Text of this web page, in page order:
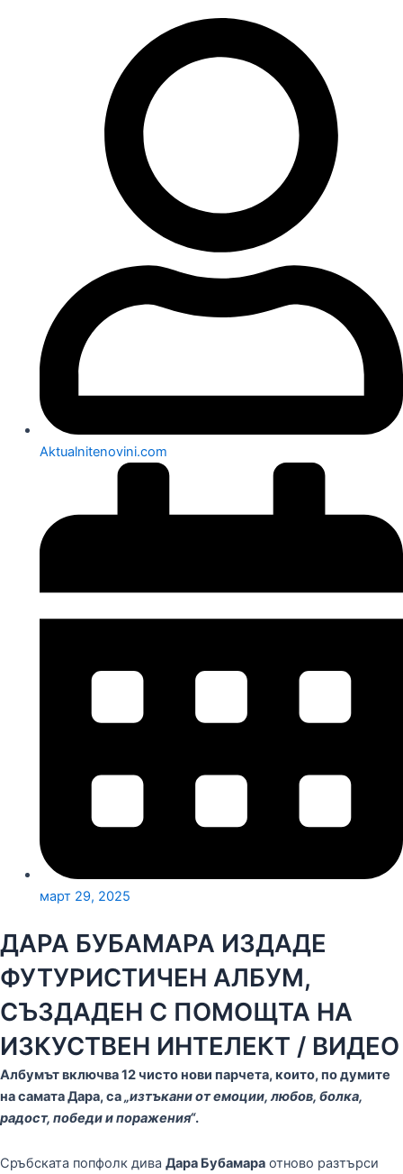
Aktualnitenovini.com
март 29, 2025
ДАРА БУБАМАРА ИЗДАДЕ
ФУТУРИСТИЧЕН АЛБУМ,
СЪЗДАДЕН С ПОМОЩТА НА
ИЗКУСТВЕН ИНТЕЛЕКТ / ВИДЕО
Албумът включва 12 чисто нови парчета, които, по думите
на самата Дара, са„изтъкани от емоции, любов, болка,
радост, победи и поражения“.
Сръбската попфолк дива Дара Бубамара отново разтърси